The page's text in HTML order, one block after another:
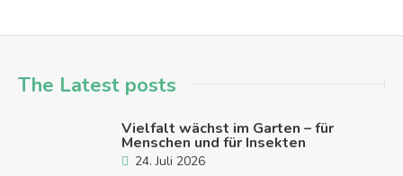
The Latest posts
Vielfalt wächst im Garten – für
Menschen und für Insekten
24. Juli 2026